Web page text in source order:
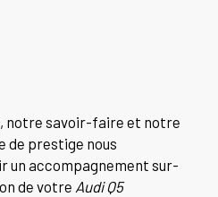
notre savoir-faire et notre
de prestige nous
un accompagnement sur-
de votre Audi Q5